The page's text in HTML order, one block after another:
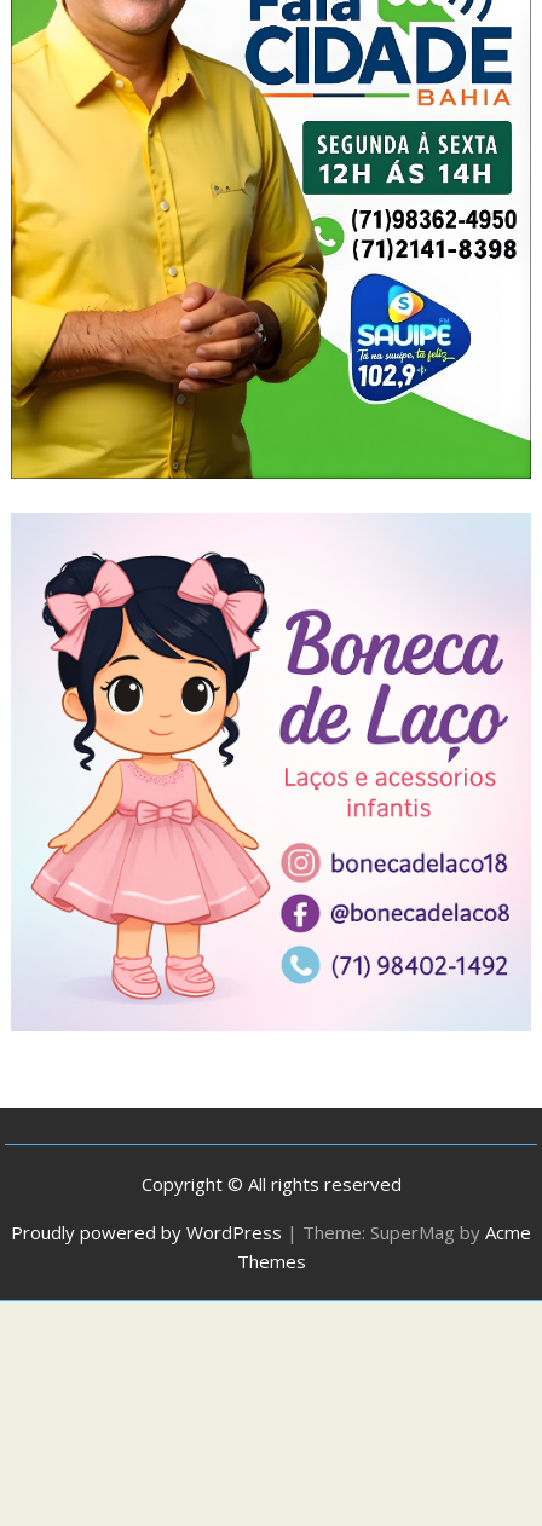
Copyright © All rights reserved
Proudly powered by WordPress | Theme: SuperMag by Acme
Themes